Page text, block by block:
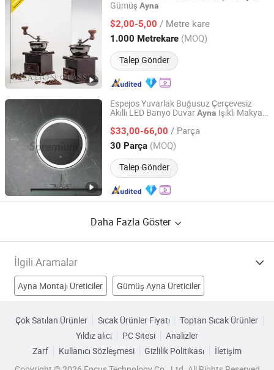
Gümüş Ayna
$2,00-5,00 / Metre kare
1.000 Metrekare (MOQ)
Talep Gönder
Qingdao Creation Classic Glass Co., Ltd.
Shandong, China Fiyat 2016
Espejos Yuvarlak Buğusuz Çerçevesiz
Akıllı LED Banyo DuvarAyna Işıklı Makyaj
$33,00-66,00 / Parça
30 Parça (MOQ)
Talep Gönder
Hangzhou Surfing Smart Home Co., Ltd.
Zhejiang, China Fiyat 2020
Daha Fazla Göster
İlgili Aramalar
Ayna Montajı Üreticiler Gümüş Ayna Üreticiler
Sanat Ayna Fabrikalar Banyo Aynası Fabrikalar
Çok Satılan Ürünler Sıcak Ürünler Fiyatı
Toptan Sıcak Ürünler
Yıldız alıcı
PC Sitesi
Analizler
Zarf
Kullanıcı Sözleşmesi Gizlilik Politikası
İletişim